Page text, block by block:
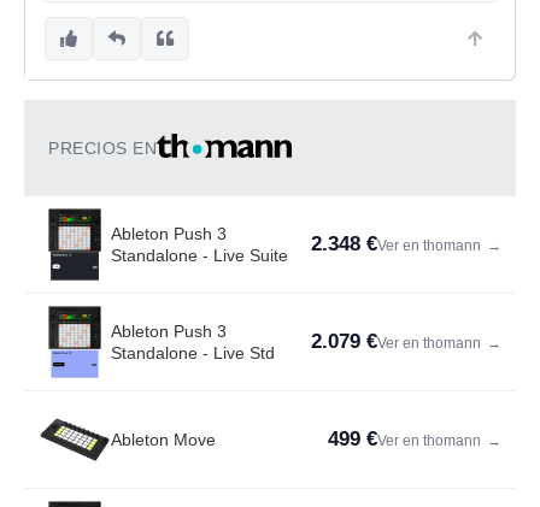
PRECIOS EN
Ableton Push 3
Standalone - Live Suite
2.348 €Ver en thomann →
Ableton Push 3
Standalone - Live Std
2.079 €Ver en thomann →
Ableton Move 499 €Ver en thomann →